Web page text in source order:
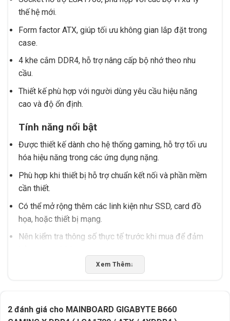
thế hệ mới.
Form factor ATX, giúp tối ưu không gian lắp đặt trong
case.
4 khe cắm DDR4, hỗ trợ nâng cấp bộ nhớ theo nhu
cầu.
Thiết kế phù hợp với người dùng yêu cầu hiệu năng
cao và độ ổn định.
Tính năng nổi bật
Được thiết kế dành cho hệ thống gaming, hỗ trợ tối ưu
hóa hiệu năng trong các ứng dụng nặng.
Phù hợp khi thiết bị hỗ trợ chuẩn kết nối và phần mềm
cần thiết.
Có thể mở rộng thêm các linh kiện như SSD, card đồ
họa, hoặc thiết bị mạng.
Nên kiểm tra thông số thực tế trước khi mua để đảm
Lưu ý khi sử dụng
Xem Thêm↓
2 đánh giá cho MAINBOARD GIGABYTE B660